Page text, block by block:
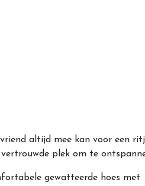
altijd mee kan voor een
plek om te
gewatteerde hoes met